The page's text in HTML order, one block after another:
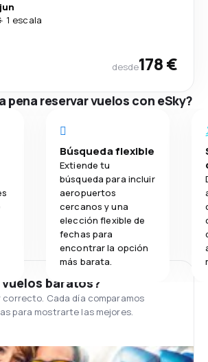
· 1 escala
desde178 €
pena reservar vuelos con eSky?
Búsqueda flexible
Extiende tu
búsqueda para incluir
aeropuertos
cercanos y una
elección flexible de
fechas para
encontrar la opción
más barata.
vuelos baratos?
correcto. Cada día comparamos
para mostrarte las mejores.